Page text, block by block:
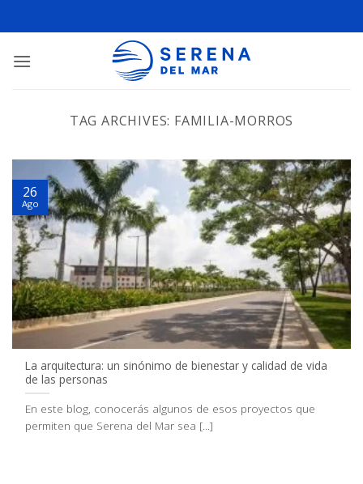
TAG ARCHIVES: FAMILIA-MORROS
La arquitectura: un sinónimo de bienestar y calidad de vida
de las personas
En este blog, conocerás algunos de esos proyectos que
permiten que Serena del Mar sea [...]
26
Ago